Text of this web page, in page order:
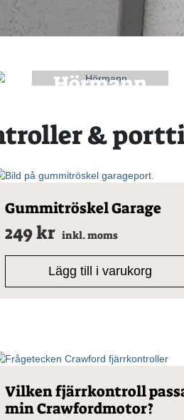
Hörmann
&
Gummitröskel Garage
249kr inkl. moms
Lägg till i varukorg
Vilken fjärrkontroll
min Crawfordmotor?